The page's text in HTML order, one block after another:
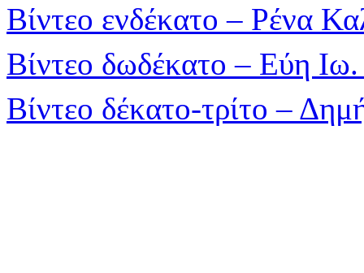
Βίντεο ενδέκατο – Ρένα
Βίντεο δωδέκατο – Εύη
Βίντεο δέκατο-τρίτο –